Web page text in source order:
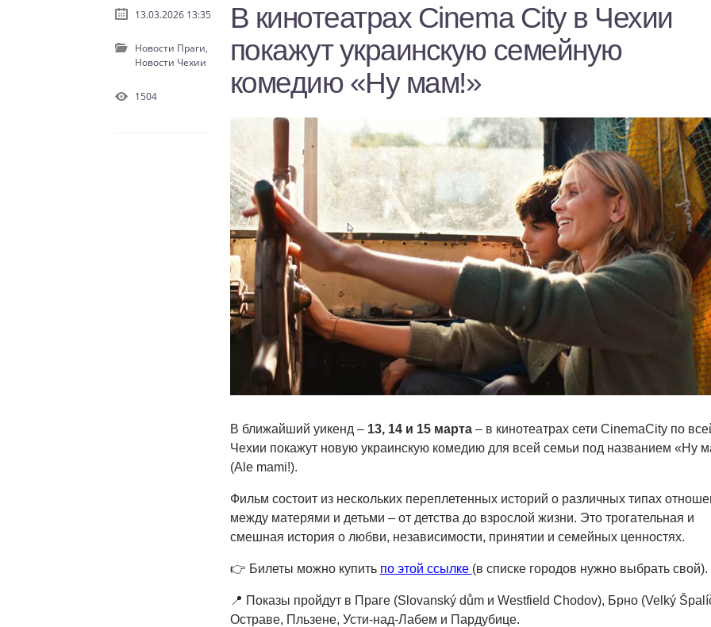
В кинотеатрах Cinema City в Чехии
покажут украинскую семейную
комедию «Ну мам!»
В ближайший уикенд – 13, 14 и 15 марта– в кинотеатрах сети CinemaCity по
Чехии покажут новую украинскую комедию для всей семьи под названием «Ну
(Ale mami!).
Фильм состоит из нескольких переплетенных историй о различных типах
между матерями и детьми – от детства до взрослой жизни. Это трогательная и
смешная история о любви, независимости, принятии и семейных ценностях.
👉 Билеты можно купить по этой ссылке (в списке городов нужно выбрать свой).
📍 Показы пройдут в Праге (Slovanský dům и Westfield Chodov), Брно (Velký
Остраве, Пльзене, Усти-над-Лабем и Пардубице.
13.03.2026 13:35
Новости Праги,
Новости Чехии
1504